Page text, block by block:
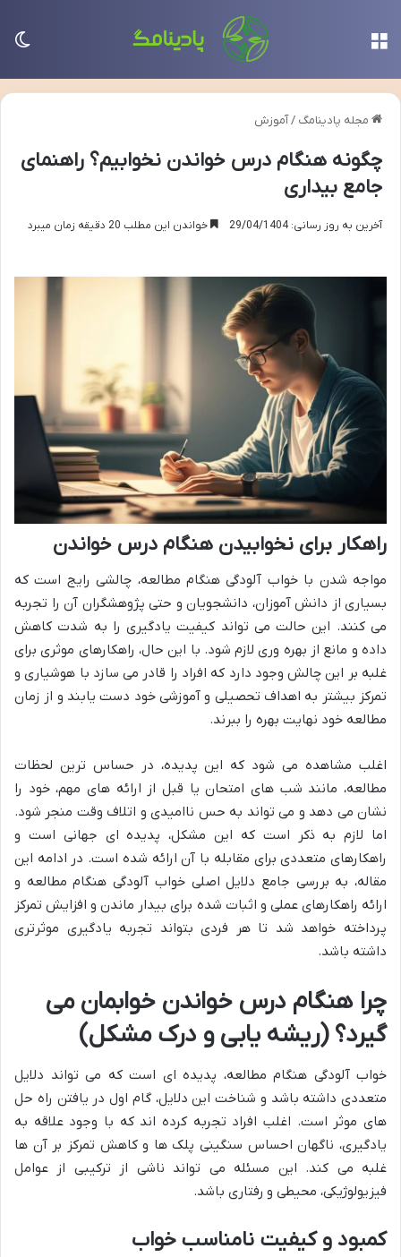
مجله پادینامگ /آموزش
چگونه هنگام درس خواندن نخوابیم؟ راهنمای
جامع بیداری
آخرین به روز رسانی: 29/04/1404 خواندن این مطلب 20 دقیقه زمان میبرد
راهکار برای نخوابیدن هنگام درس خواندن
مواجه شدن با خواب آلودگی هنگام مطالعه، چالشی رایج است که
بسیاری از دانش آموزان، دانشجویان و حتی پژوهشگران آن را تجربه
می کنند. این حالت می تواند کیفیت یادگیری را به شدت کاهش
داده و مانع از بهره وری لازم شود. با این حال، راهکارهای موثری برای
غلبه بر این چالش وجود دارد که افراد را قادر می سازد با هوشیاری و
تمرکز بیشتر به اهداف تحصیلی و آموزشی خود دست یابند و از زمان
مطالعه خود نهایت بهره را ببرند.
اغلب مشاهده می شود که این پدیده، در حساس ترین لحظات
مطالعه، مانند شب های امتحان یا قبل از ارائه های مهم، خود را
نشان می دهد و می تواند به حس ناامیدی و اتلاف وقت منجر شود.
اما لازم به ذکر است که این مشکل، پدیده ای جهانی است و
راهکارهای متعددی برای مقابله با آن ارائه شده است. در ادامه این
مقاله، به بررسی جامع دلایل اصلی خواب آلودگی هنگام مطالعه و
ارائه راهکارهای عملی و اثبات شده برای بیدار ماندن و افزایش تمرکز
پرداخته خواهد شد تا هر فردی بتواند تجربه یادگیری موثرتری
داشته باشد.
چرا هنگام درس خواندن خوابمان می
گیرد؟ (ریشه یابی و درک مشکل)
خواب آلودگی هنگام مطالعه، پدیده ای است که می تواند دلایل
متعددی داشته باشد و شناخت این دلایل، گام اول در یافتن راه حل
های موثر است. اغلب افراد تجربه کرده اند که با وجود علاقه به
یادگیری، ناگهان احساس سنگینی پلک ها و کاهش تمرکز بر آن ها
غلبه می کند. این مسئله می تواند ناشی از ترکیبی از عوامل
فیزیولوژیکی، محیطی و رفتاری باشد.
کمبود و کیفیت نامناسب خواب